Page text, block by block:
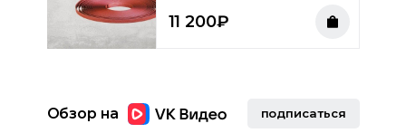
11 200₽
Обзор на подписаться